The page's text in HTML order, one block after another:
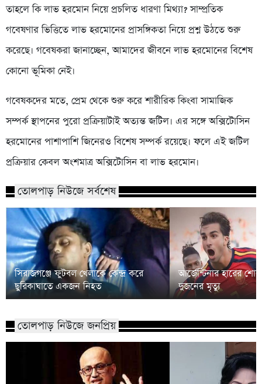
তাহলে কি লাভ হরমোন নিয়ে প্রচলিত ধারণা মিথ্যা? সাম্প্রতিক
গবেষণার ভিত্তিতে লাভ হরমোনের প্রাসঙ্গিকতা নিয়ে প্রশ্ন উঠতে শুরু
করেছে। গবেষকরা জানাচ্ছেন, আমাদের জীবনে লাভ হরমোনের বিশেষ
কোনো ভূমিকা নেই।
গবেষকদের মতে, প্রেম থেকে শুরু করে শারীরিক কিংবা সামাজিক
সম্পর্ক স্থাপনের পুরো প্রক্রিয়াটাই অত্যন্ত জটিল। এর সঙ্গে অক্সিটোসিন
হরমোনের পাশাপাশি জিনেরও বিশেষ সম্পর্ক রয়েছে। ফলে এই জটিল
প্রক্রিয়ার কেবল অংশমাত্র অক্সিটোসিন বা লাভ হরমোন।
তোলপাড় নিউজে সর্বশেষ
সিরাজগঞ্জে ফুটবল খেলাকে কেন্দ্র করে
ছুরিকাঘাতে একজন নিহত
আর্জেন্টিনার হারের
দুজনের মৃত্যু
তোলপাড় নিউজে জনপ্রিয়